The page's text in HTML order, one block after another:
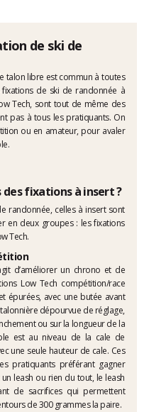
de ski de
talon libre est commun à toutes
de ski de randonnée à
Tech, sont tout de même des
pas à tous les pratiquants. On
ou en amateur, pour avaler
fixations à insert ?
randonnée, celles à insert sont
en deux groupes : les fixations
Tech.
d’améliorer un chrono et de
Low Tech compétition/race
épurées, avec une butée avant
dépourvue de réglage,
ou sur la longueur de la
est au niveau de la cale de
une seule hauteur de cale. Ces
pratiquants préférant gagner
leash ou rien du tout, le leash
de sacrifices qui permettent
de 300 grammes la paire.